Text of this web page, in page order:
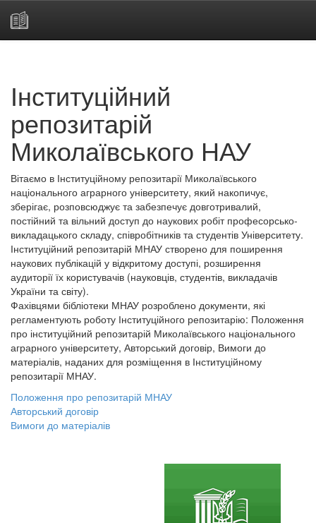
Інституційний
репозитарій
Миколаївського НАУ
Вітаємо в Інституційному репозитарії Миколаївського
національного аграрного університету, який накопичує,
зберігає, розповсюджує та забезпечує довготривалий,
постійний та вільний доступ до наукових робіт професорсько-
викладацького складу, співробітників та студентів Університету.
Інституційний репозитарій МНАУ створено для поширення
наукових публікацій у відкритому доступі, розширення
аудиторії їх користувачів (науковців, студентів, викладачів
України та світу).
Фахівцями бібліотеки МНАУ розроблено документи, які
регламентують роботу Інституційного репозитарію: Положення
про інституційний репозитарій Миколаївського національного
аграрного університету, Авторський договір, Вимоги до
матеріалів, наданих для розміщення в Інституційному
репозитарії МНАУ.
Положення про репозитарій МНАУ
Авторський договір
Вимоги до матеріалів